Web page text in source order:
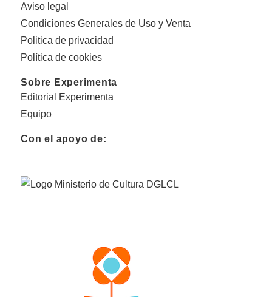
Aviso legal
Condiciones Generales de Uso y Venta
Politica de privacidad
Política de cookies
Sobre Experimenta
Editorial Experimenta
Equipo
Con el apoyo de: